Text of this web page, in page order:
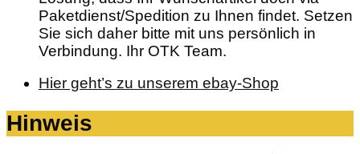
Paketdienst/Spedition zu Ihnen findet. Setzen
Sie sich daher bitte mit uns persönlich in
Verbindung. Ihr OTK Team.
Hier geht’s zu unserem ebay-Shop
Hinweis